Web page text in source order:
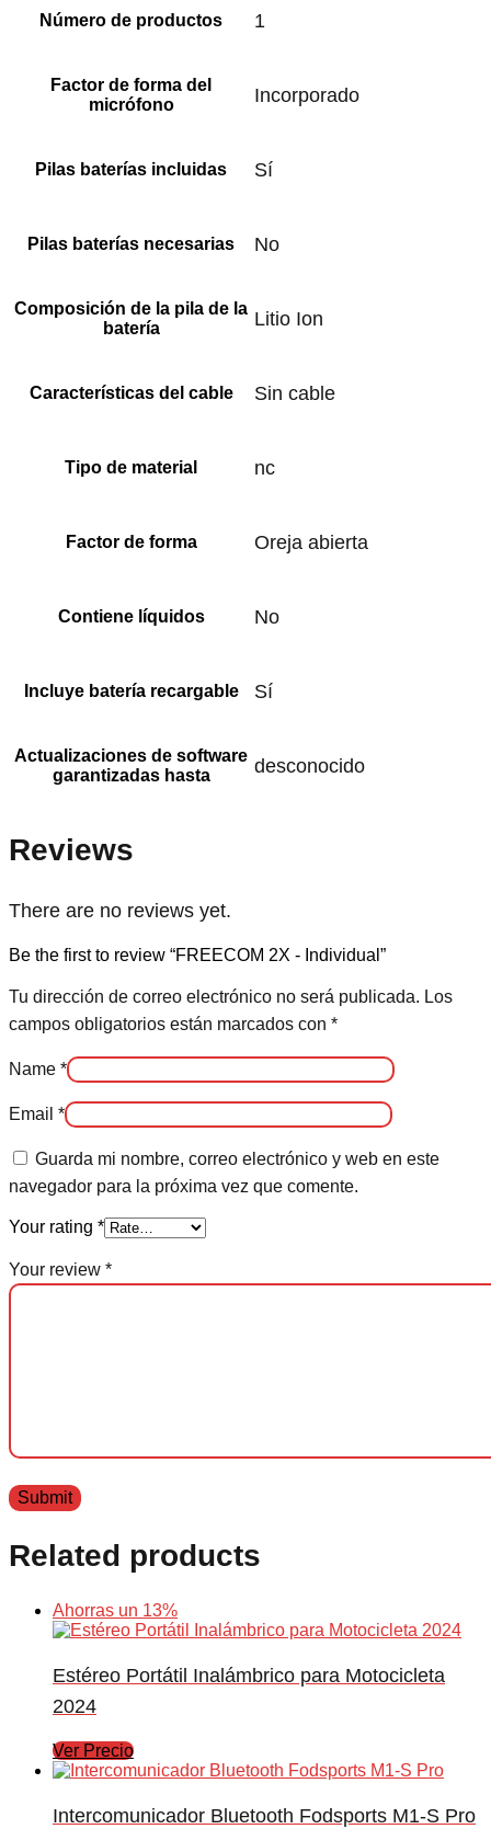
Número de productos ‎1
Factor de forma del
micrófono
‎Incorporado
Pilas baterías incluidas ‎Sí
Pilas baterías necesarias ‎No
Composición de la pila de la
batería
‎Litio Ion
Características del cable ‎Sin cable
Tipo de material ‎nc
Factor de forma ‎Oreja abierta
Contiene líquidos ‎No
Incluye batería recargable ‎Sí
Actualizaciones de software
garantizadas hasta
‎desconocido
Reviews
There are no reviews yet.
Be the first to review “FREECOM 2X - Individual”
Tu dirección de correo electrónico no será publicada. Los
campos obligatorios están marcados con *
Name *
Email *
Guarda mi nombre, correo electrónico y web en este
navegador para la próxima vez que comente.
Your rating *
Your review *
Related products
Ahorras un 13%
Estéreo Portátil Inalámbrico para Motocicleta
2024
Ver Precio
Intercomunicador Bluetooth Fodsports M1-S Pro